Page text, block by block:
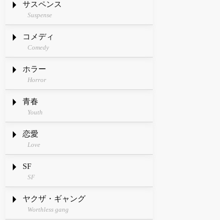
サスペンス
Suspense
コメディ
Comedy
ホラー
Horror
青春
Youth
恋愛
Love
SF
SF
ヤクザ・ギャング
Worthless gang